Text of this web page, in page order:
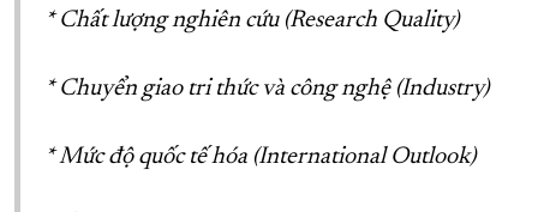
* Chất lượng nghiên cứu (Research Quality)
* Chuyển giao tri thức và công nghệ (Industry)
* Mức độ quốc tế hóa (International Outlook)